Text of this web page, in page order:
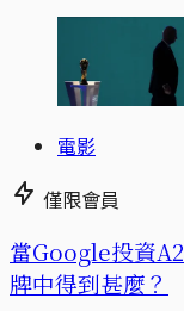
電影
僅限會員
當Google投資
牌中得到甚麼？